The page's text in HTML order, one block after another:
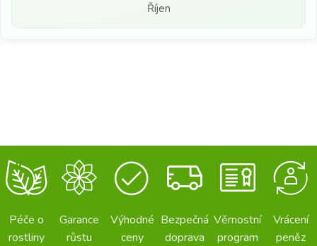
Říjen
Péče o
rostliny
Garance
růstu
Výhodné
ceny
Bezpečná
doprava
Věrnostní
program
Vrácení
peněz